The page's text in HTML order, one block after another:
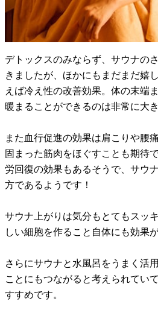
デトックスのみならず、サウナの
きましたが、ほかにもまだまだ嬉
えば冷え性の改善効果。体の末端
暖まることができるのは非常に大
また血行促進の効果は肩こりや腰
固まった筋肉をほぐすことも期待
労回復の効果もあるそうで、サウ
方であるようです！
サウナ上がりは気分もとてもスッ
しい細胞を作ること自体にも効果
さらにサウナと水風呂をうまく活
ことにもつながると考えられてい
すすめです。